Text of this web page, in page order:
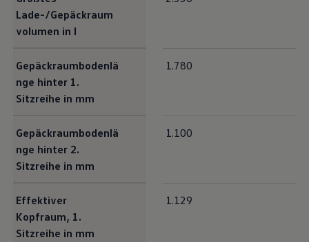
Lade-/Gepäckraum
volumen in l
Gepäckraumbodenlä
nge hinter 1.
Sitzreihe in mm
1.780
Gepäckraumbodenlä
nge hinter 2.
Sitzreihe in mm
1.100
Effektiver
Kopfraum, 1.
Sitzreihe in mm
1.129